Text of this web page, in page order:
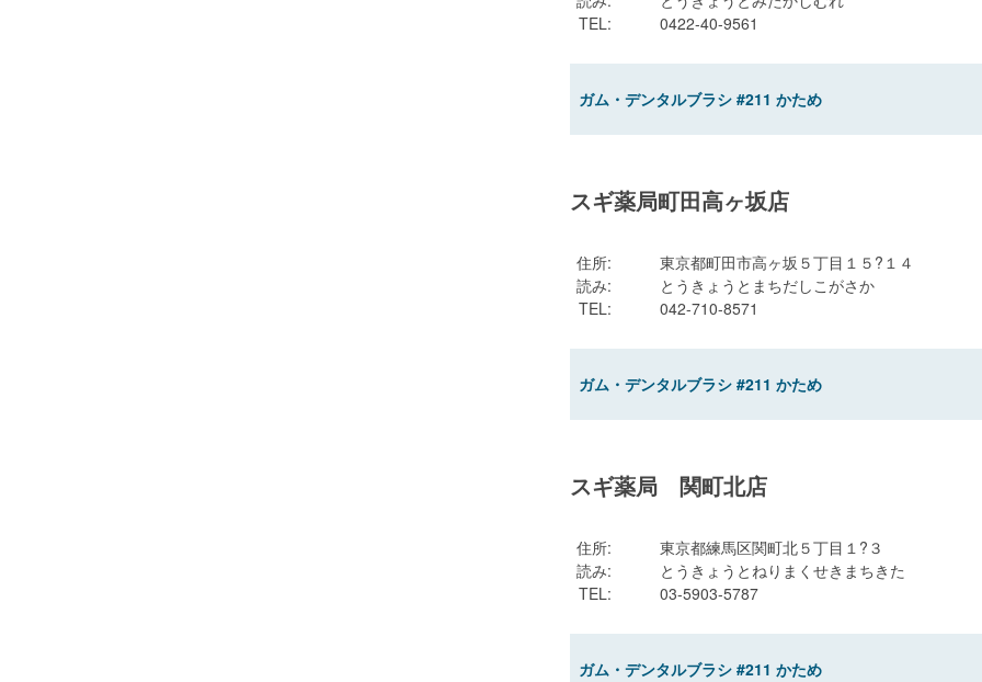
TEL: 0422-40-9561
ガム・デンタルブラシ #211 かため
スギ薬局町田高ヶ坂店
住所:
東京都町田市高ヶ坂５丁目１５?１４
読み:
とうきょうとまちだしこがさか
TEL: 042-710-8571
ガム・デンタルブラシ #211 かため
スギ薬局 関町北店
住所:
東京都練馬区関町北５丁目１?３
読み:
とうきょうとねりまくせきまちきた
TEL: 03-5903-5787
ガム・デンタルブラシ #211 かため